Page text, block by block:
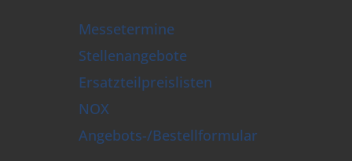
Messetermine
Stellenangebote
Ersatzteilpreislisten
NOX
Angebots-/Bestellformular